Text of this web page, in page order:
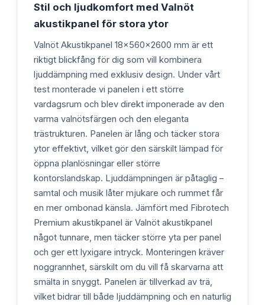
Stil och ljudkomfort med Valnöt
akustikpanel för stora ytor
Valnöt Akustikpanel 18x560x2600 mm är ett
riktigt blickfång för dig som vill kombinera
ljuddämpning med exklusiv design. Under vårt
test monterade vi panelen i ett större
vardagsrum och blev direkt imponerade av den
varma valnötsfärgen och den eleganta
trästrukturen. Panelen är lång och täcker stora
ytor effektivt, vilket gör den särskilt lämpad för
öppna planlösningar eller större
kontorslandskap. Ljuddämpningen är påtaglig –
samtal och musik låter mjukare och rummet får
en mer ombonad känsla. Jämfört med Fibrotech
Premium akustikpanel är Valnöt akustikpanel
något tunnare, men täcker större yta per panel
och ger ett lyxigare intryck. Monteringen kräver
noggrannhet, särskilt om du vill få skarvarna att
smälta in snyggt. Panelen är tillverkad av trä,
vilket bidrar till både ljuddämpning och en naturlig